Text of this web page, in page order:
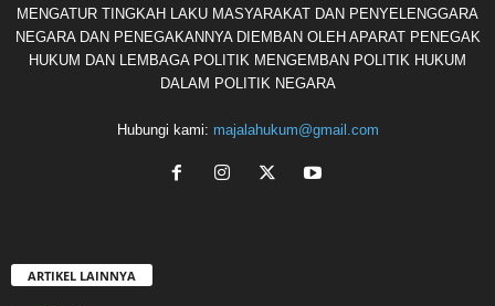
MENGATUR TINGKAH LAKU MASYARAKAT DAN PENYELENGGARA
NEGARA DAN PENEGAKANNYA DIEMBAN OLEH APARAT PENEGAK
HUKUM DAN LEMBAGA POLITIK MENGEMBAN POLITIK HUKUM
DALAM POLITIK NEGARA
Hubungi kami: majalahukum@gmail.com
ARTIKEL LAINNYA